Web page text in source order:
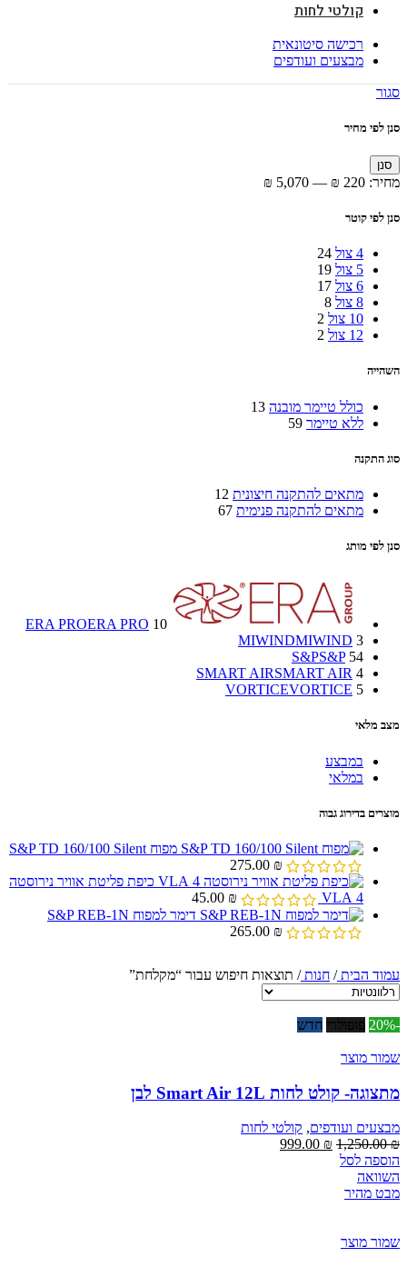
קולטי לחות
רכישה סיטונאית
מבצעים ועודפים
סגור
סנן לפי מחיר
מחיר
מינימלי
מחיר
מקסימלי
סנן
מחיר: 220 ₪
—
5,070 ₪
סנן לפי קוטר
4 צול
24
5 צול
19
6 צול
17
8 צול
8
10 צול
2
12 צול
2
השהייה
כולל טיימר מובנה 13
ללא טיימר 59
סוג התקנה
מתאים להתקנה חיצונית 12
מתאים להתקנה פנימית 67
סנן לפי מותג
ERA PROERA PRO 10
MIWINDMIWIND 3
S&PS&P 54
SMART AIRSMART AIR 4
VORTICEVORTICE 5
מצב מלאי
במבצע
במלאי
מוצרים בדירוג גבוה
מפוח S&P TD 160/100 Silent
275.00 ₪
כיפת פליטת אוויר נירוסטה
4 VLA
45.00 ₪
דימר למפוח S&P REB-1N
265.00 ₪
עמוד הבית/ חנות/ תוצאות חיפוש עבור “מקלחת”
-20% פופולרי חדש
שמור מוצר
מתצוגה- קולט לחות Smart Air 12L לבן
מבצעים ועודפים, קולטי לחות
1,250.00₪
המחיר
999.00 ₪
המחיר
הוספה לסל
השוואה
מבט מהיר
שמור מוצר